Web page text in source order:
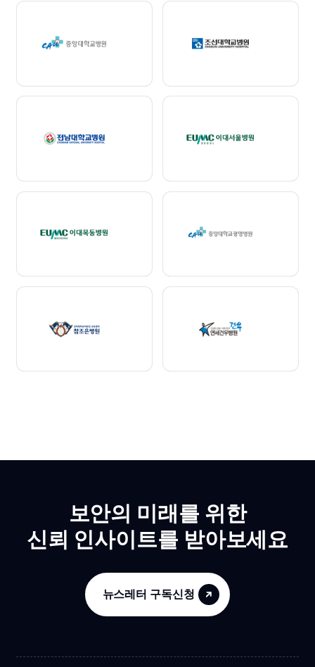
보안의 미래를 위한
신뢰 인사이트를 받아보세요
뉴스레터 구독신청